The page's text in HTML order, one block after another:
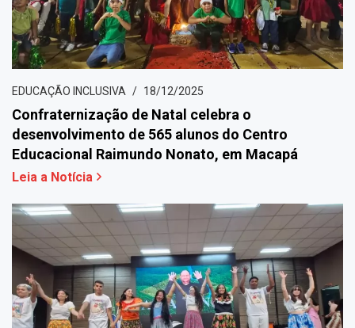
EDUCAÇÃO INCLUSIVA 18/12/2025
Confraternização de Natal celebra o
desenvolvimento de 565 alunos do Centro
Educacional Raimundo Nonato, em Macapá
Leia a Notícia